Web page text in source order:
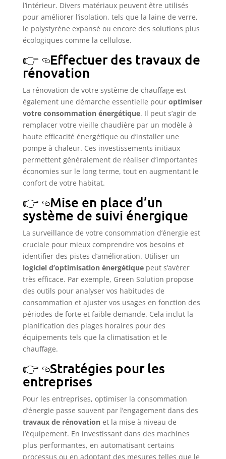
l’intérieur. Divers matériaux peuvent être utilisés
pour améliorer l’isolation, tels que la laine de verre,
le polystyrène expansé ou encore des solutions plus
écologiques comme la cellulose.
Effectuer des travaux de
rénovation
La rénovation de votre système de chauffage est
également une démarche essentielle pour optimiser
votre consommation énergétique. Il peut s’agir de
remplacer votre vieille chaudière par un modèle à
haute efficacité énergétique ou d’installer une
pompe à chaleur. Ces investissements initiaux
permettent généralement de réaliser d’importantes
économies sur le long terme, tout en augmentant le
confort de votre habitat.
Mise en place d’un
système de suivi énergique
La surveillance de votre consommation d’énergie est
cruciale pour mieux comprendre vos besoins et
identifier des pistes d’amélioration. Utiliser un
logiciel d’optimisation énergétiquepeut s’avérer
très efficace. Par exemple, Green Solution propose
des outils pour analyser vos habitudes de
consommation et ajuster vos usages en fonction des
périodes de forte et faible demande. Cela inclut la
planification des plages horaires pour des
équipements tels que la climatisation et le
chauffage.
Stratégies pour les
entreprises
Pour les entreprises, optimiser la consommation
d’énergie passe souvent par l’engagement dans des
travaux de rénovationet la mise à niveau de
l’équipement. En investissant dans des machines
plus performantes, en automatisant certains
processus ou en adoptant des mesures telles que le